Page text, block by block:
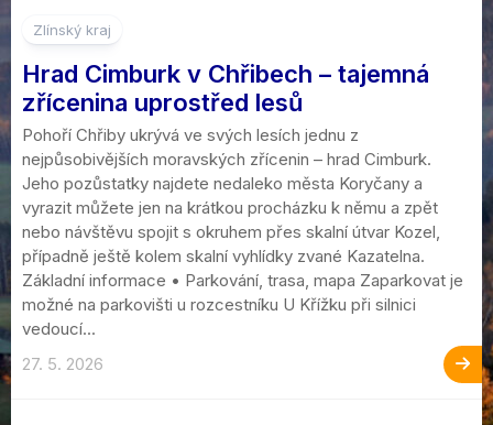
Zlínský kraj
Hrad Cimburk v Chřibech – tajemná
zřícenina uprostřed lesů
Pohoří Chřiby ukrývá ve svých lesích jednu z
nejpůsobivějších moravských zřícenin – hrad Cimburk.
Jeho pozůstatky najdete nedaleko města Koryčany a
vyrazit můžete jen na krátkou procházku k němu a zpět
nebo návštěvu spojit s okruhem přes skalní útvar Kozel,
případně ještě kolem skalní vyhlídky zvané Kazatelna.
Základní informace • Parkování, trasa, mapa Zaparkovat je
možné na parkovišti u rozcestníku U Křížku při silnici
vedoucí...
27. 5. 2026